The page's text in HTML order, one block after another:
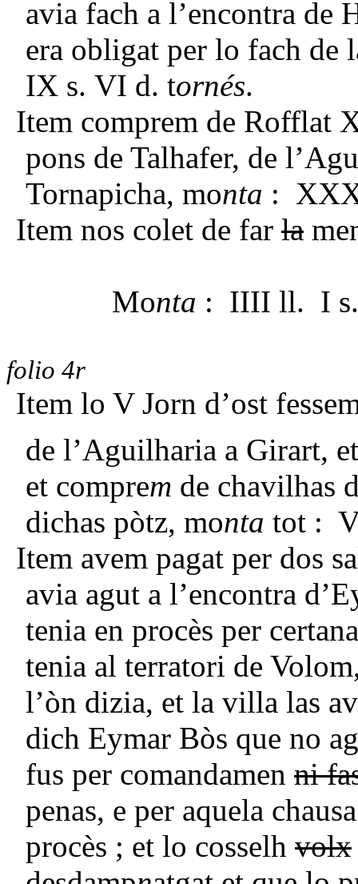
avia fach a l’encontra de
era obligat per lo fach de
IX s. VI d. tornés.
Item comprem de Rofflat
pons de Talhafer, de
Tornapicha, monta :
Item nos colet de far la
Monta : IIII ll. I
folio 4r
Item lo V Jorn d’ost
de l’Aguilharia a Girart,
et comprem de chavilhas
dichas pòtz, monta tot :
Item avem pagat per dos
avia agut a l’encontra
tenia en procès per
tenia al terratori de
l’òn dizia, et la villa las
dich Eymar Bòs que no
fus per comandamen ni
penas, e per aquela
procès ; et lo cosselh volx